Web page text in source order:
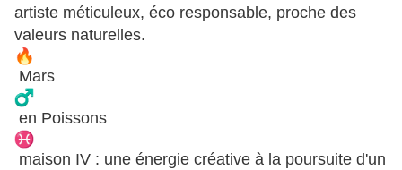
artiste méticuleux, éco responsable, proche des
valeurs naturelles.
Mars
en Poissons
maison IV : une énergie créative à la poursuite d'un